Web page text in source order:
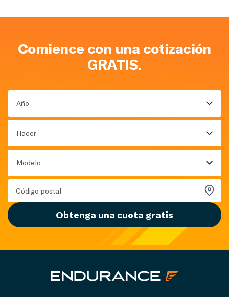
Comience con una cotización
GRATIS.
Año
Hacer
Modelo
Obtenga una cuota gratis